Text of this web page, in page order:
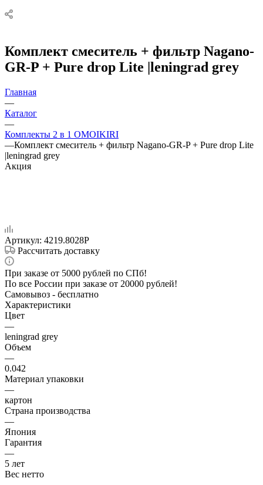
Комплект смеситель + фильтр Nagano-
GR-P + Pure drop Lite |leningrad grey
Главная
—
Каталог
—
Комплекты 2 в 1 OMOIKIRI
—Комплект смеситель + фильтр Nagano-GR-P + Pure drop Lite
|leningrad grey
Акция
Артикул: 4219.8028P
Рассчитать доставку
При заказе от 5000 рублей по СПб!
По все России при заказе от 20000 рублей!
Самовывоз - бесплатно
Характеристики
Цвет
—
leningrad grey
Объем
—
0.042
Материал упаковки
—
картон
Страна производства
—
Япония
Гарантия
—
5 лет
Вес нетто